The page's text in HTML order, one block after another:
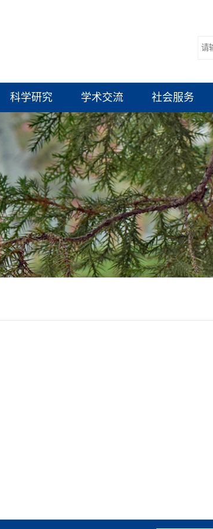
科学研究 学术交流 社会服务